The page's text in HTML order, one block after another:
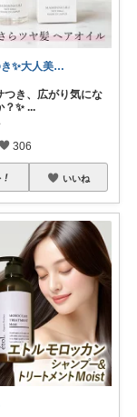
🐰ゆき✨大人美容ROOM🐰
つき、広がり気にな
？✨ ...
306
いいね